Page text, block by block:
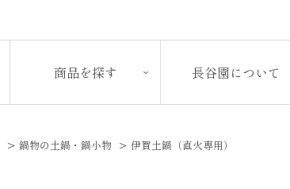
商品を探す 長谷園について
> 鍋物の土鍋・鍋小物 > 伊賀土鍋（直火専用）